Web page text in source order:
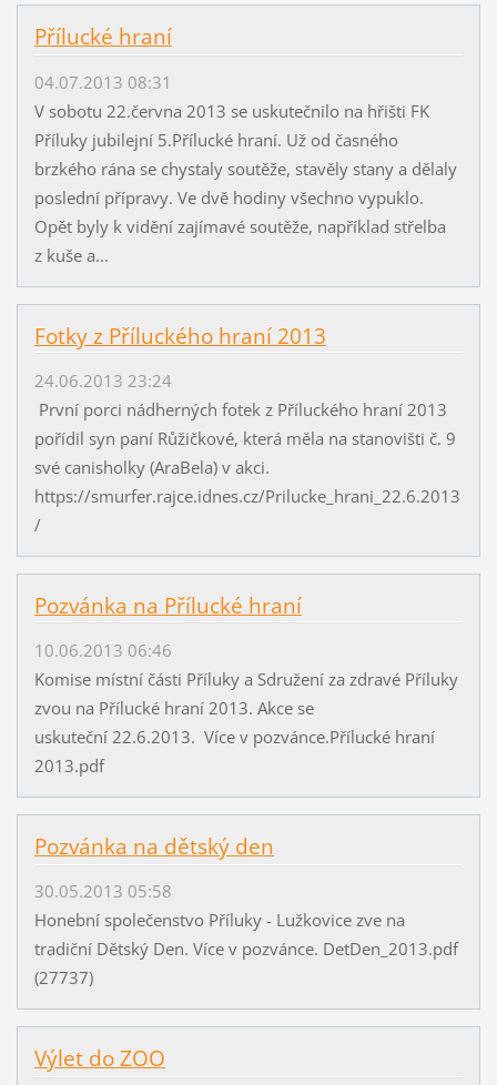
Přílucké hraní
04.07.2013 08:31
V sobotu 22.června 2013 se uskutečnilo na hřišti FK
Příluky jubilejní 5.Přílucké hraní. Už od časného
brzkého rána se chystaly soutěže, stavěly stany a dělaly
poslední přípravy. Ve dvě hodiny všechno vypuklo.
Opět byly k vidění zajímavé soutěže, například střelba
z kuše a...
Fotky z Příluckého hraní 2013
24.06.2013 23:24
První porci nádherných fotek z Příluckého hraní 2013
pořídil syn paní Růžičkové, která měla na stanovišti č. 9
své canisholky (AraBela) v akci.
https://smurfer.rajce.idnes.cz/Prilucke_hrani_22.6.2013
/
Pozvánka na Přílucké hraní
10.06.2013 06:46
Komise místní části Příluky a Sdružení za zdravé Příluky
zvou na Přílucké hraní 2013. Akce se
uskuteční 22.6.2013. Více v pozvánce.Přílucké hraní
2013.pdf
Pozvánka na dětský den
30.05.2013 05:58
Honební společenstvo Příluky - Lužkovice zve na
tradiční Dětský Den. Více v pozvánce. DetDen_2013.pdf
(27737)
Výlet do ZOO